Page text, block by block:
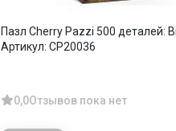
Пазл Cherry Pazzi 500 деталей:
Артикул: CP20036
0,0Отзывов пока нет